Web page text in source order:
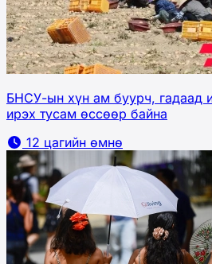
БНСУ-ын хүн ам буурч, гадаад
ирэх тусам өссөөр байна
12 цагийн өмнө